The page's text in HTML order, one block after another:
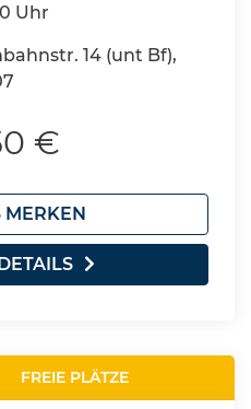
Uhr
14 (unt Bf),
€
FREIE PLÄTZE